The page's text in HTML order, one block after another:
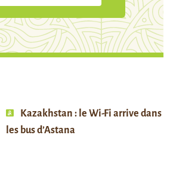
Kazakhstan : le Wi-Fi arrive dans
les bus d’Astana